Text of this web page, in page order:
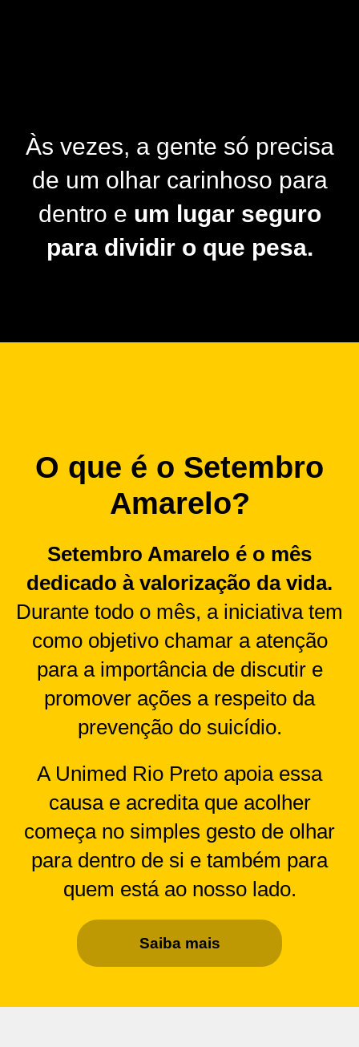
Às vezes, a gente só precisa
de um olhar carinhoso para
dentro e um lugar seguro
para dividir o que pesa.
O que é o Setembro
Amarelo?
Setembro Amarelo é o mês
dedicado à valorização da vida.
Durante todo o mês, a iniciativa tem
como objetivo chamar a atenção
para a importância de discutir e
promover ações a respeito da
prevenção do suicídio.
A Unimed Rio Preto apoia essa
causa e acredita que acolher
começa no simples gesto de olhar
para dentro de si e também para
quem está ao nosso lado.
Saiba mais